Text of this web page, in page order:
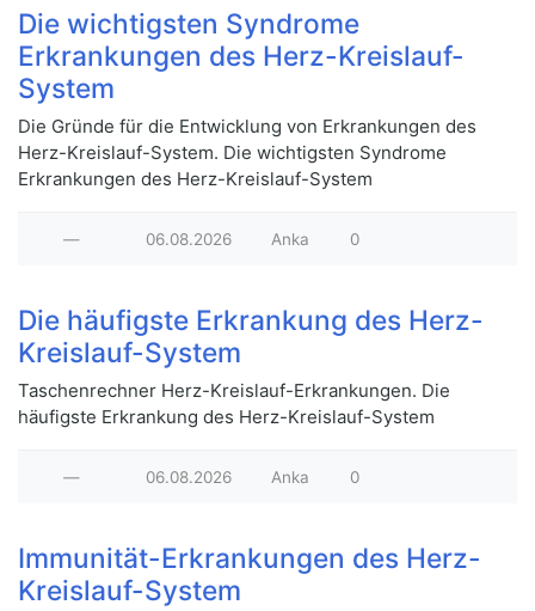
Die wichtigsten Syndrome
Erkrankungen des Herz-Kreislauf-
System
Die Gründe für die Entwicklung von Erkrankungen des
Herz-Kreislauf-System. Die wichtigsten Syndrome
Erkrankungen des Herz-Kreislauf-System
— 06.08.2026 Anka 0
Die häufigste Erkrankung des Herz-
Kreislauf-System
Taschenrechner Herz-Kreislauf-Erkrankungen. Die
häufigste Erkrankung des Herz-Kreislauf-System
— 06.08.2026 Anka 0
Immunität-Erkrankungen des Herz-
Kreislauf-System